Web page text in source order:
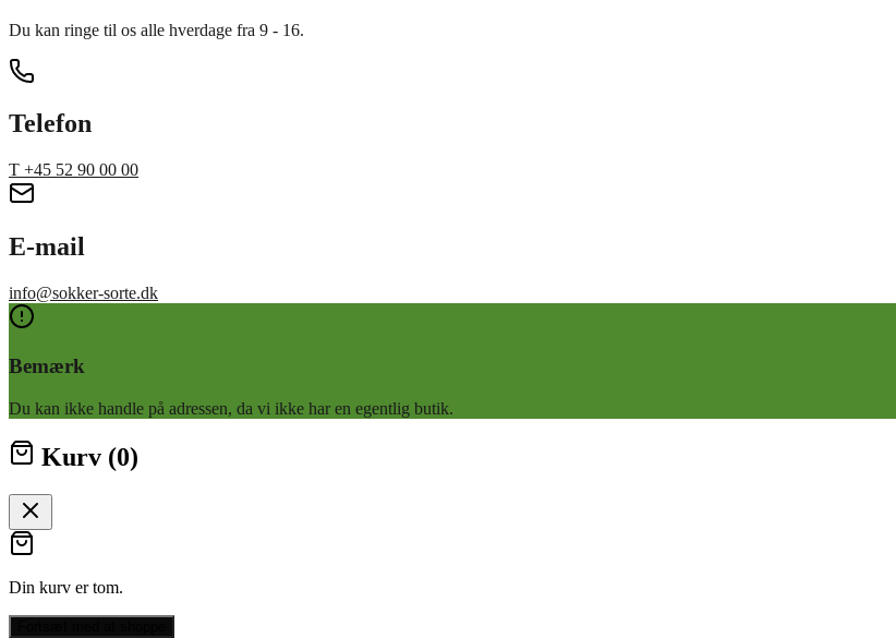
Du kan ringe til os alle hverdage fra 9 - 16.
Telefon
T +45 52 90 00 00
E-mail
info@sokker-sorte.dk
Bemærk
Du kan ikke handle på adressen, da vi ikke har en egentlig butik.
Kurv (0)
Din kurv er tom.